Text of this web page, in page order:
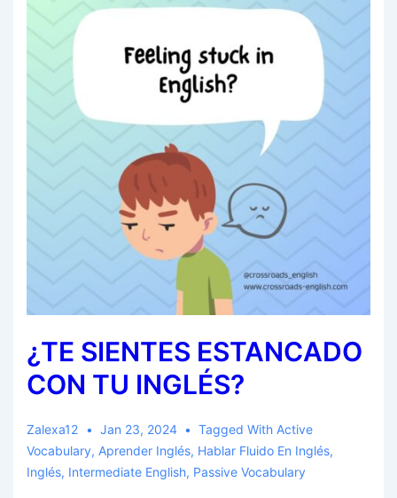
¿TE SIENTES ESTANCADO
CON TU INGLÉS?
Zalexa12 Jan 23, 2024 Tagged With Active
Vocabulary, Aprender Inglés, Hablar Fluido En Inglés,
Inglés, Intermediate English, Passive Vocabulary